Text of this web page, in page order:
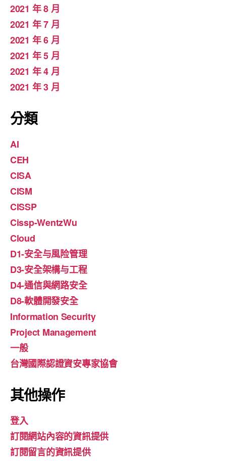
2021 年 8 月
2021 年 7 月
2021 年 6 月
2021 年 5 月
2021 年 4 月
2021 年 3 月
分類
AI
CEH
CISA
CISM
CISSP
Cissp-WentzWu
Cloud
D1-安全与風险管理
D3-安全架構与工程
D4-通信與網路安全
D8-軟體開發安全
Information Security
Project Management
一般
台灣國際認證資安專家協會
其他操作
登入
訂閱網站內容的資訊提供
訂閱留言的資訊提供